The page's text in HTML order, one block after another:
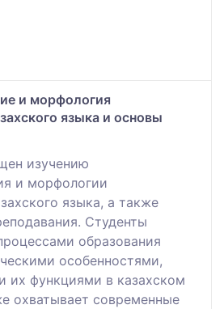
и морфология
языка и основы
изучению
и морфологии
языка, а также
Студенты
образования
особенностями,
их функциями в казахском
охватывает современные